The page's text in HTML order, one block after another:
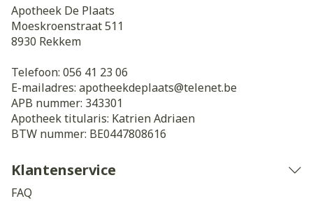
Apotheek De Plaats
Moeskroenstraat 511
8930 Rekkem
Telefoon: 056 41 23 06
E-mailadres: apotheekdeplaats@telenet.be
APB nummer: 343301
Apotheek titularis: Katrien Adriaen
BTW nummer: BE0447808616
Klantenservice
FAQ